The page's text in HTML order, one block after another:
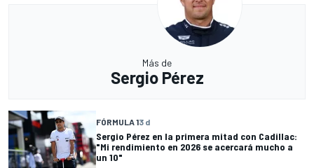
Más de
Sergio Pérez
FÓRMULA 13 d
Sergio Pérez en la primera mitad con Cadillac:
"Mi rendimiento en 2026 se acercará mucho a
un 10"